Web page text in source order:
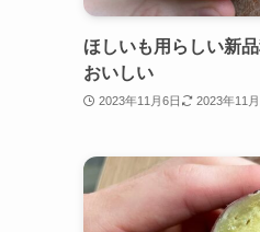
ほしいも用らしい新
おいしい
2023年11月6日 2023年11